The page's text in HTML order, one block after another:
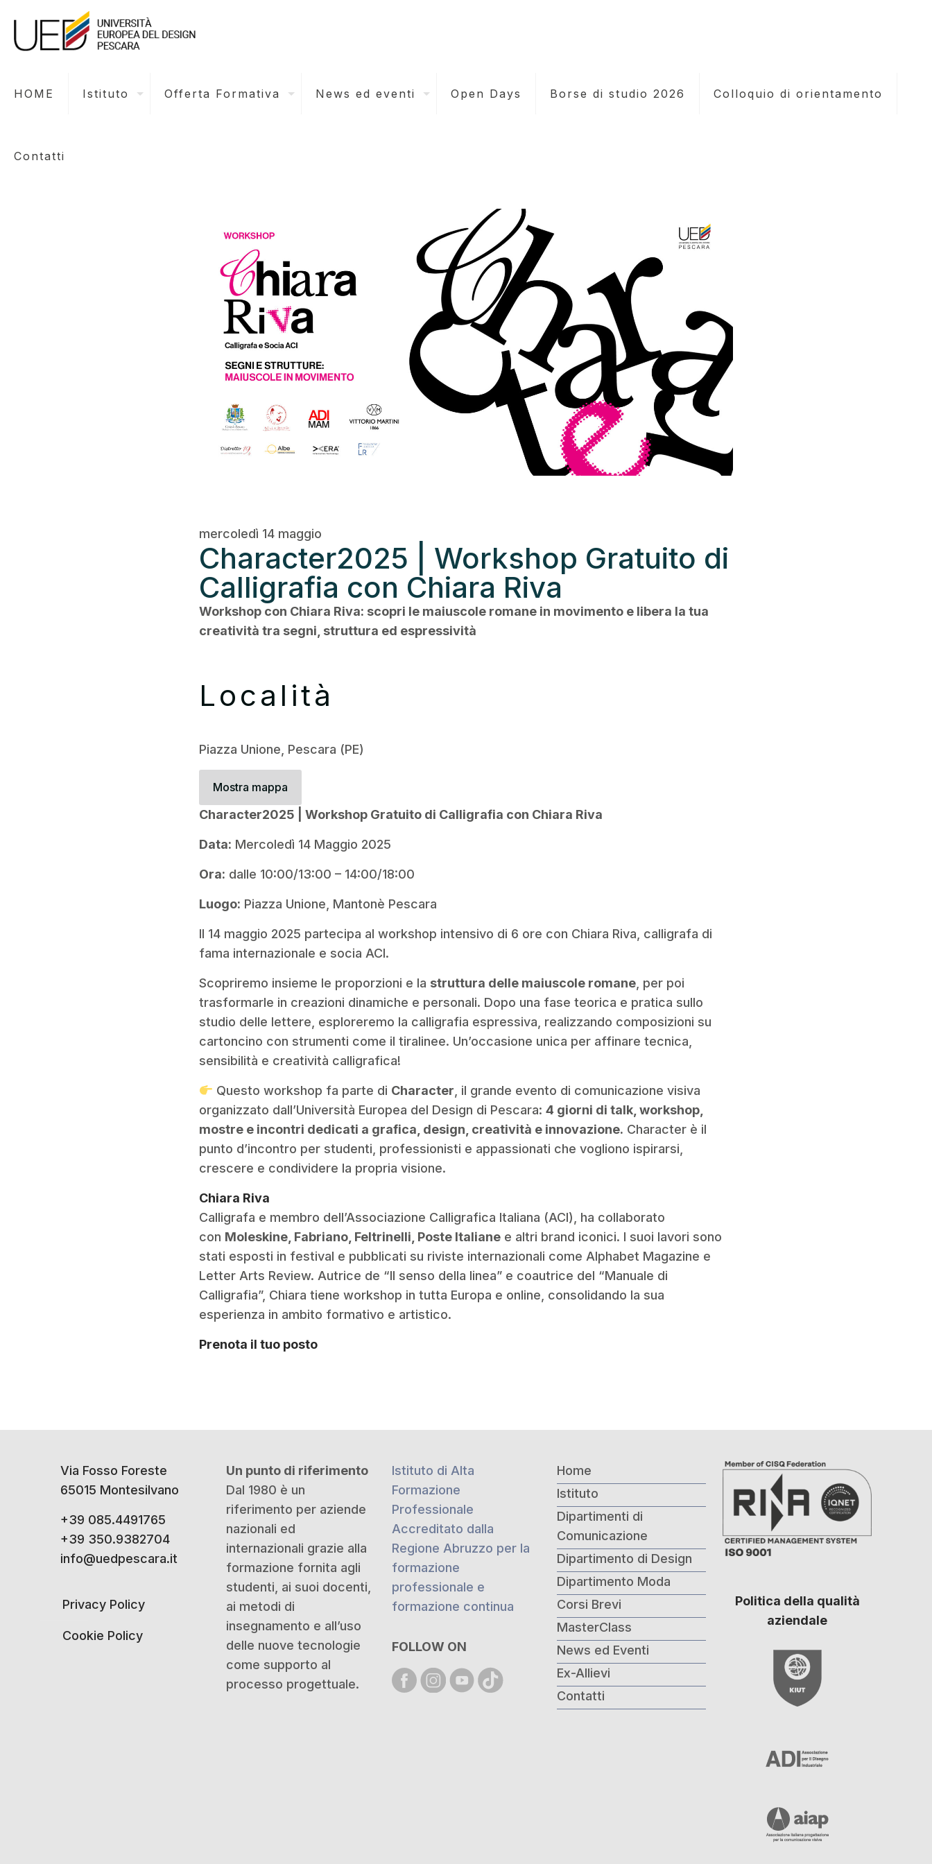
HOME Istituto Offerta Formativa News ed eventi Open Days Borse di studio 2026 Colloquio di orientamento
Contatti
mercoledì 14 maggio
Character2025 | Workshop Gratuito di
Calligrafia con Chiara Riva
Workshop con Chiara Riva: scopri le maiuscole romane in movimento e libera la tua
creatività tra segni, struttura ed espressività
Località
Piazza Unione, Pescara (PE)
Mostra mappa
Character2025 | Workshop Gratuito di Calligrafia con Chiara Riva
Data: Mercoledì 14 Maggio 2025
Ora: dalle 10:00/13:00 – 14:00/18:00
Luogo: Piazza Unione, Mantonè Pescara
Il 14 maggio 2025 partecipa al workshop intensivo di 6 ore con Chiara Riva, calligrafa di
fama internazionale e socia ACI.
Scopriremo insieme le proporzioni e la struttura delle maiuscole romane, per poi
trasformarle in creazioni dinamiche e personali. Dopo una fase teorica e pratica sullo
studio delle lettere, esploreremo la calligrafia espressiva, realizzando composizioni su
cartoncino con strumenti come il tiralinee. Un’occasione unica per affinare tecnica,
sensibilità e creatività calligrafica!
Questo workshop fa parte di Character , il grande evento di comunicazione visiva
organizzato dall’Università Europea del Design di Pescara: 4 giorni di talk, workshop,
mostre e incontri dedicati a grafica, design, creatività e innovazione. Character è il
punto d’incontro per studenti, professionisti e appassionati che vogliono ispirarsi,
crescere e condividere la propria visione.
Chiara Riva
Calligrafa e membro dell’Associazione Calligrafica Italiana (ACI), ha collaborato
con Moleskine, Fabriano, Feltrinelli, Poste Italianee altri brand iconici. I suoi lavori sono
stati esposti in festival e pubblicati su riviste internazionali come Alphabet Magazine e
Letter Arts Review. Autrice de “Il senso della linea” e coautrice del “Manuale di
Calligrafia”, Chiara tiene workshop in tutta Europa e online, consolidando la sua
esperienza in ambito formativo e artistico.
Prenota il tuo posto
Via Fosso Foreste
65015 Montesilvano
+39 085.4491765
+39 350.9382704
info@uedpescara.it
Privacy Policy
Cookie Policy
Un punto di riferimento
Dal 1980 è un
riferimento per aziende
nazionali ed
internazionali grazie alla
formazione fornita agli
studenti, ai suoi docenti,
ai metodi di
insegnamento e all’uso
delle nuove tecnologie
come supporto al
processo progettuale.
Istituto di Alta
Formazione
Professionale
Accreditato dalla
Regione Abruzzo per la
formazione
professionale e
formazione continua
FOLLOW ON
Home
Istituto
Dipartimenti di
Comunicazione
Dipartimento di Design
Dipartimento Moda
Corsi Brevi
MasterClass
News ed Eventi
Ex-Allievi
Contatti
Politica della qualità
aziendale